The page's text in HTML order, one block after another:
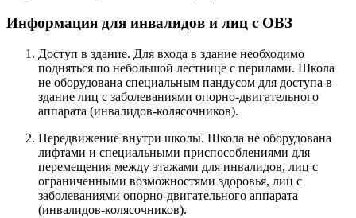
Информация для инвалидов и лиц с ОВЗ
Доступ в здание. Для входа в здание необходимо
подняться по небольшой лестнице с перилами. Школа
не оборудована специальным пандусом для доступа в
здание лиц с заболеваниями опорно-двигательного
аппарата (инвалидов-колясочников).
Передвижение внутри школы. Школа не оборудована
лифтами и специальными приспособлениями для
перемещения между этажами для инвалидов, лиц с
ограниченными возможностями здоровья, лиц с
заболеваниями опорно-двигательного аппарата
(инвалидов-колясочников).